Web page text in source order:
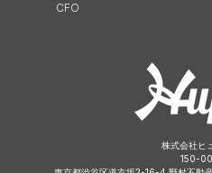
CFO
株式会社ヒ
150-